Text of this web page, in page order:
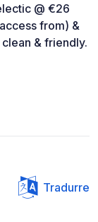
@ €26
from) &
& friendly.
Tradurre